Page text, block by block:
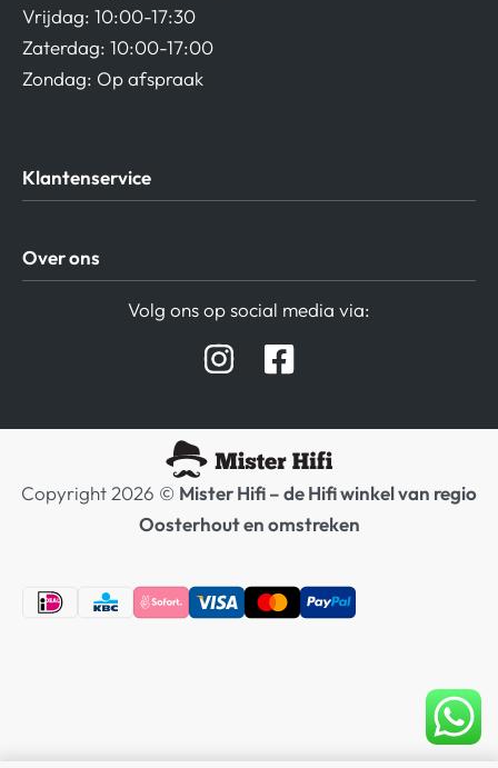
Vrijdag: 10:00-17:30
Zaterdag: 10:00-17:00
Zondag: Op afspraak
Klantenservice
Privacy beleid
Verzending / Retour
Afspraak Demoruimte
Over ons
Hifi winkel Raamsdonksveer
Volg ons op social media via:
Copyright 2026 © Mister Hifi – de Hifi winkel van regio
Oosterhout en omstreken